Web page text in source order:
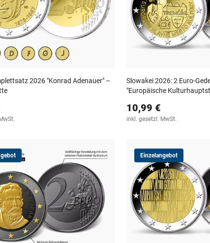
2026 "Konrad Adenauer" –
Slowakei 2026: 2 Euro-
"Europäische
10,99 €
inkl. gesetzl. MwSt.
Einzelangebot